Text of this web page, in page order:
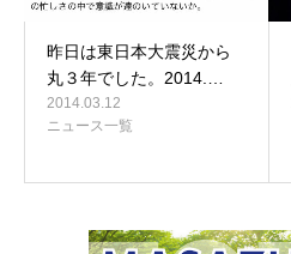
昨日は東日本大震災から
丸３年でした。2014.…
2014.03.12
ニュース一覧